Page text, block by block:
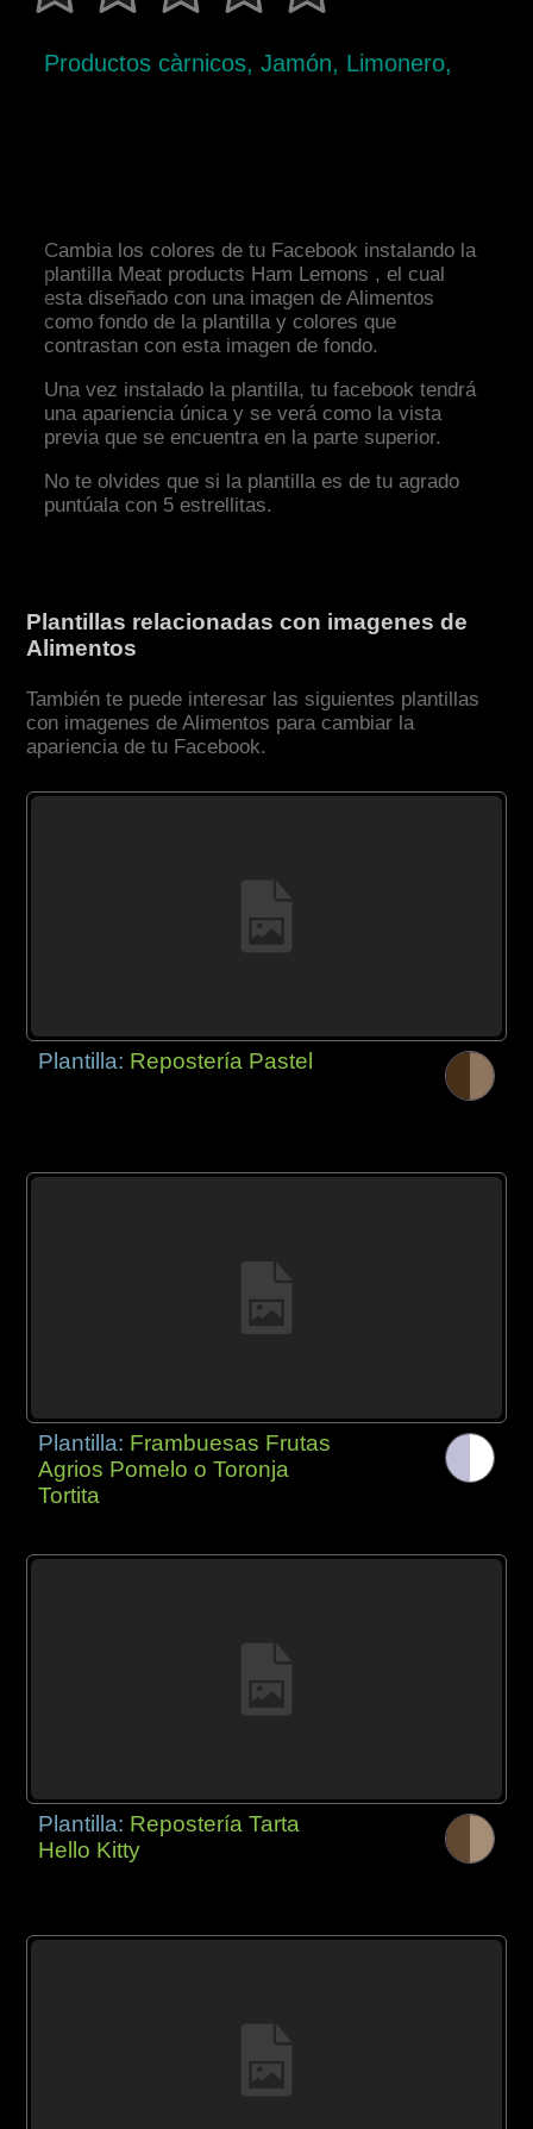
Productos càrnicos, Jamón, Limonero,
Cambia los colores de tu Facebook instalando la
plantilla Meat products Ham Lemons , el cual
esta diseñado con una imagen de Alimentos
como fondo de la plantilla y colores que
contrastan con esta imagen de fondo.
Una vez instalado la plantilla, tu facebook tendrá
una apariencia única y se verá como la vista
previa que se encuentra en la parte superior.
No te olvides que si la plantilla es de tu agrado
puntúala con 5 estrellitas.
Plantillas relacionadas con imagenes de
Alimentos
También te puede interesar las siguientes plantillas
con imagenes de Alimentos para cambiar la
apariencia de tu Facebook.
Plantilla: Repostería Pastel
Plantilla: Frambuesas Frutas
Agrios Pomelo o Toronja
Tortita
Plantilla: Repostería Tarta
Hello Kitty